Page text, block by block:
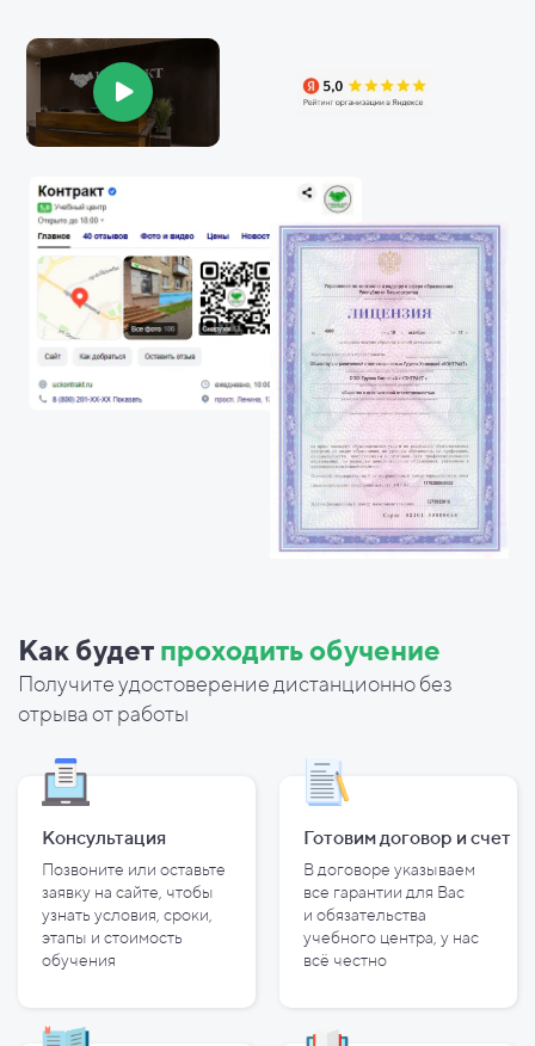
Как будет проходить обучение
Получите удостоверение дистанционно без
отрыва от работы
Консультация
Позвоните или оставьте
заявку на сайте, чтобы
узнать условия, сроки,
этапы и стоимость
обучения
Готовим договор и счет
В договоре указываем
все гарантии для Вас
и обязательства
учебного центра, у нас
всё честно